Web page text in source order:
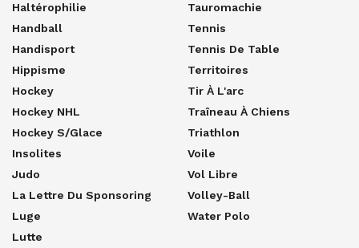
Haltérophilie
Handball
Handisport
Hippisme
Hockey
Hockey NHL
Hockey S/glace
Insolites
Judo
La Lettre Du Sponsoring
Luge
Lutte
Tauromachie
Tennis
Tennis De Table
Territoires
Tir À L'arc
Traîneau À Chiens
Triathlon
Voile
Vol Libre
Volley-Ball
Water Polo